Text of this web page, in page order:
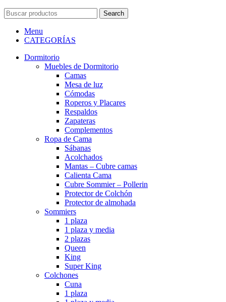
Search
Menu
CATEGORÍAS
Dormitorio
Muebles de Dormitorio
Camas
Mesa de luz
Cómodas
Roperos y Placares
Respaldos
Zapateras
Complementos
Ropa de Cama
Sábanas
Acolchados
Mantas – Cubre camas
Calienta Cama
Cubre Sommier – Pollerin
Protector de Colchón
Protector de almohada
Sommiers
1 plaza
1 plaza y media
2 plazas
Queen
King
Super King
Colchones
Cuna
1 plaza